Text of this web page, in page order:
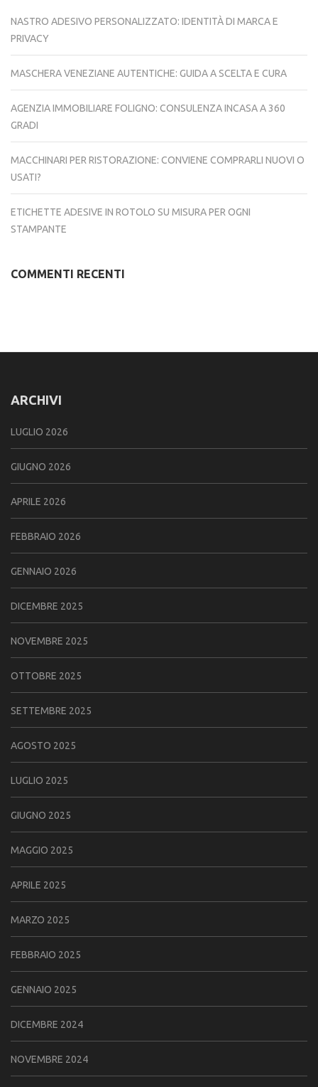
NASTRO ADESIVO PERSONALIZZATO: IDENTITÀ DI MARCA E
PRIVACY
MASCHERA VENEZIANE AUTENTICHE: GUIDA A SCELTA E CURA
AGENZIA IMMOBILIARE FOLIGNO: CONSULENZA INCASA A 360
GRADI
MACCHINARI PER RISTORAZIONE: CONVIENE COMPRARLI NUOVI O
USATI?
ETICHETTE ADESIVE IN ROTOLO SU MISURA PER OGNI
STAMPANTE
COMMENTI RECENTI
ARCHIVI
LUGLIO 2026
GIUGNO 2026
APRILE 2026
FEBBRAIO 2026
GENNAIO 2026
DICEMBRE 2025
NOVEMBRE 2025
OTTOBRE 2025
SETTEMBRE 2025
AGOSTO 2025
LUGLIO 2025
GIUGNO 2025
MAGGIO 2025
APRILE 2025
MARZO 2025
FEBBRAIO 2025
GENNAIO 2025
DICEMBRE 2024
NOVEMBRE 2024